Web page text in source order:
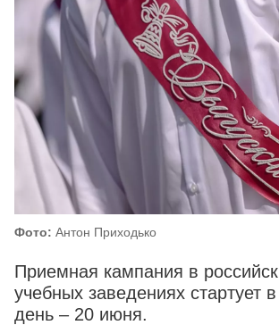
Фото: Антон Приходько
Приемная кампания в
учебных заведениях стартует
день – 20 июня.